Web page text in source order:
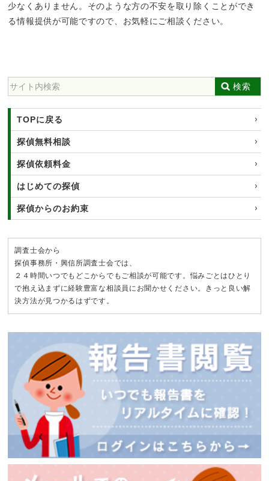
少なくありません。そのような方の不安を取り除くことができ
る情報提供が可能ですので、お気軽にご相談ください。
検索
TOPに戻る
探偵無料相談
探偵依頼料金
はじめての探偵
探偵からのお約束
調査士会から
探偵事務所・興信所調査士会では、
２４時間いつでもどこからでもご相談が可能です。悩みごとはひとり
で抱え込まずに経験豊富な相談員にお聞かせください。きっと良い解
決方法が見つかるはずです。